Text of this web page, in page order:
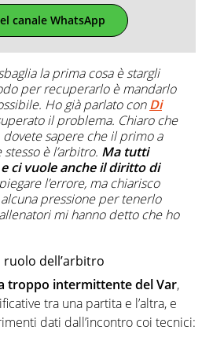
canale WhatsApp
la prima cosa è stargli
per recuperarlo è mandarlo
Ho già parlato conDi
il problema. Chiaro che
sapere che il primo a
è l’arbitro. Ma tutti
ci vuole anche il diritto di
l’errore, ma chiarisco
pressione per tenerlo
mi hanno detto che ho
ruolo dell’arbitro
troppo intermittente del Var,
tra una partita e l’altra, e
dati dall’incontro coi tecnici: